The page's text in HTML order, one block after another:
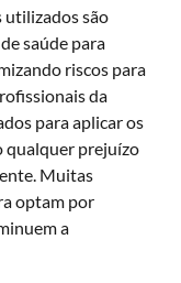
utilizados são
saúde para
riscos para
da
para aplicar os
qualquer prejuízo
Muitas
optam por
a